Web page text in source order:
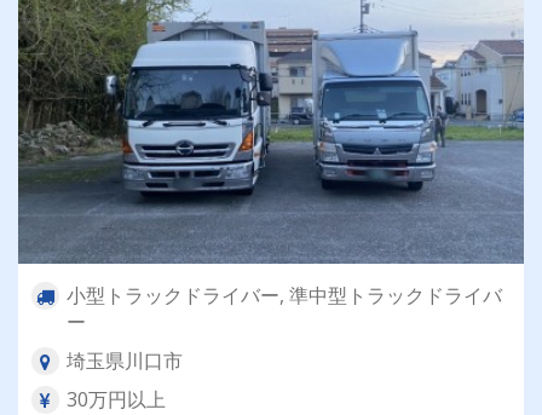
小型トラックドライバー, 準中型トラックドライバ
ー
埼玉県川口市
30万円以上